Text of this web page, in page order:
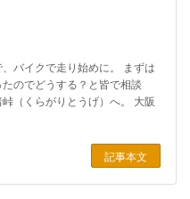
バイクで走り始めに。 まずは
のでどうする？と皆で相談
（くらがりとうげ）へ。 大阪
記事本文